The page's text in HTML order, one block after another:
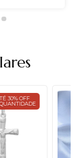
30% OFF